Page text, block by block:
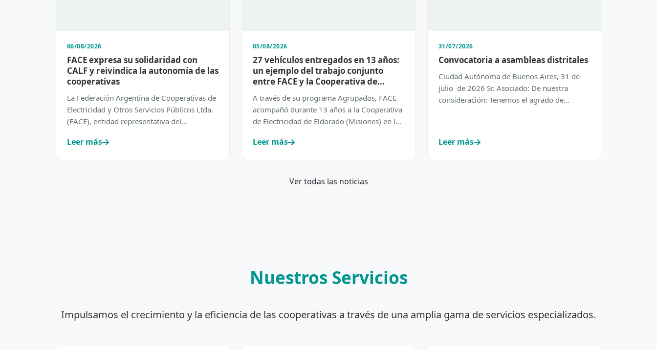
06/08/2026
FACE expresa su solidaridad con
CALF y reivindica la autonomía de las
cooperativas
La Federación Argentina de Cooperativas de
Electricidad y Otros Servicios Públicos Ltda.
(FACE), entidad representativa del
Leer más
05/08/2026
27 vehículos entregados en 13 años:
un ejemplo del trabajo conjunto
entre FACE y la Cooperativa de
Eldorado
A través de su programa Agrupados, FACE
acompañó durante 13 años a la Cooperativa
de Electricidad de Eldorado (Misiones) en la
Leer más
31/07/2026
Convocatoria a asambleas distritales
Ciudad Autónoma de Buenos Aires, 31 de
julio de 2026 Sr. Asociado: De nuestra
consideración: Tenemos el agrado de
Leer más
Ver todas las noticias
Nuestros Servicios
Impulsamos el crecimiento y la eficiencia de las cooperativas a través de una amplia gama de servicios especializados.